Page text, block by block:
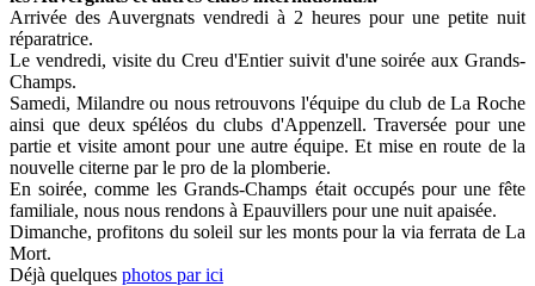
Arrivée des Auvergnats vendredi à 2 heures pour une petite nuit
réparatrice.
Le vendredi, visite du Creu d'Entier suivit d'une soirée aux Grands-
Champs.
Samedi, Milandre ou nous retrouvons l'équipe du club de La Roche
ainsi que deux spéléos du clubs d'Appenzell. Traversée pour une
partie et visite amont pour une autre équipe. Et mise en route de la
nouvelle citerne par le pro de la plomberie.
En soirée, comme les Grands-Champs était occupés pour une fête
familiale, nous nous rendons à Epauvillers pour une nuit apaisée.
Dimanche, profitons du soleil sur les monts pour la via ferrata de La
Mort.
Déjà quelques photos par ici